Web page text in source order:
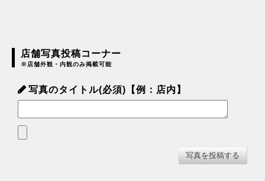
店舗写真投稿コーナー
※店舗外観・内観のみ掲載可能
写真のタイトル(必須)【例：店内】